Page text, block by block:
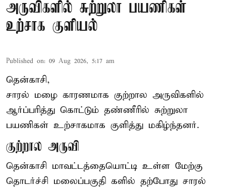
அருவிகளில் சுற்றுலா பயணிகள்
உற்சாக குளியல்
Published on: 09 Aug 2026, 5:17 am
தென்காசி,
சாரல் மழை காரணமாக குற்றால அருவிகளில்
ஆர்ப்பரித்து கொட்டும் தண்ணீரில் சுற்றுலா
பயணிகள் உற்சாகமாக குளித்து மகிழ்ந்தனர்.
குற்றால அருவி
தென்காசி மாவட்டத்தையொட்டி உள்ள மேற்கு
தொடர்ச்சி மலைப்பகுதி களில் தற்போது சாரல்